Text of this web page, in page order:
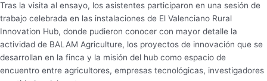
Tras la visita al ensayo, los asistentes participaron en una sesión de
trabajo celebrada en las instalaciones de El Valenciano Rural
Innovation Hub, donde pudieron conocer con mayor detalle la
actividad de BALAM Agriculture, los proyectos de innovación que se
desarrollan en la finca y la misión del hub como espacio de
encuentro entre agricultores, empresas tecnológicas, investigadores